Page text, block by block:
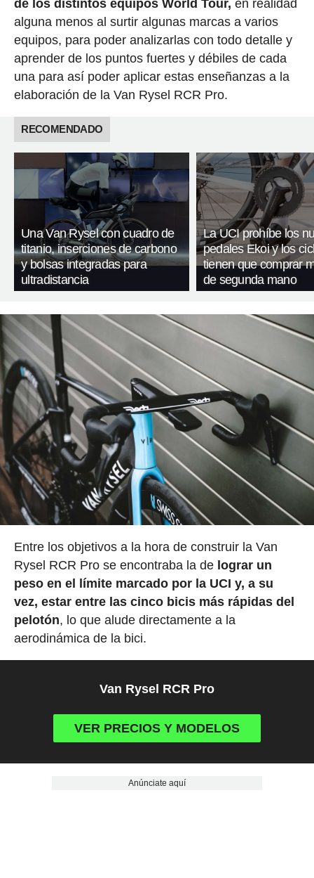
de los distintos equipos World Tour, en realidad
alguna menos al surtir algunas marcas a varios
equipos, para poder analizarlas con todo detalle y
aprender de los puntos fuertes y débiles de cada
una para así poder aplicar estas enseñanzas a la
elaboración de la Van Rysel RCR Pro.
RECOMENDADO
Una Van Rysel con cuadro de
titanio, inserciones de carbono
y bolsas integradas para
ultradistancia
La UCI prohíbe los
pedales Ekoi y los
tienen que comprar
de segunda mano
Entre los objetivos a la hora de construir la Van
Rysel RCR Pro se encontraba la delograr un
peso en el límite marcado por la UCI y, a su
vez, estar entre las cinco bicis más rápidas del
pelotón, lo que alude directamente a la
aerodinámica de la bici.
Van Rysel RCR Pro
VER PRECIOS Y MODELOS
Anúnciate aquí